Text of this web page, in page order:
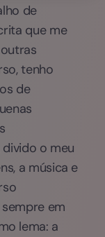
de
que me
tenho
de
o meu
a música e
em
lema: a